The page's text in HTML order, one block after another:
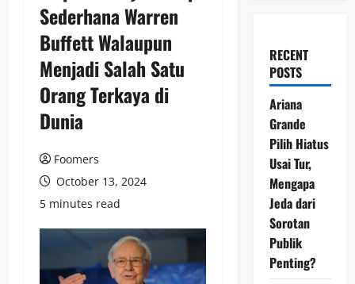
Sederhana Warren
Buffett Walaupun
Menjadi Salah Satu
Orang Terkaya di
Dunia
Foomers
October 13, 2024
5 minutes read
RECENT
POSTS
Ariana
Grande
Pilih Hiatus
Usai Tur,
Mengapa
Jeda dari
Sorotan
Publik
Penting?